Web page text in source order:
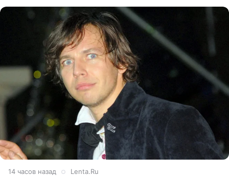
14 часов назад Lenta.Ru